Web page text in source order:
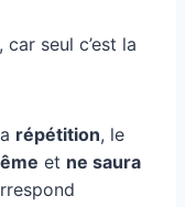
seul c’est la
répétition, le
et ne saura